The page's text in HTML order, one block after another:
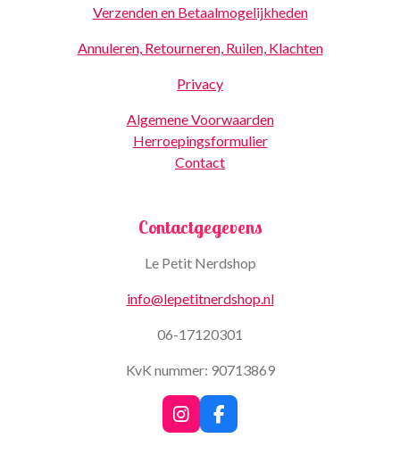
Verzenden en Betaalmogelijkheden
Annuleren, Retourneren, Ruilen, Klachten
Privacy
Algemene Voorwaarden
Herroepingsformulier
Contact
Contactgegevens
Le Petit Nerdshop
info@lepetitnerdshop.nl
06-17120301
KvK nummer: 90713869
I
n
F
a